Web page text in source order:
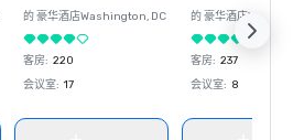
的 豪华酒店Washington, DC
客房: 220
会议室: 17
的 豪华酒店
客房: 237
会议室: 8